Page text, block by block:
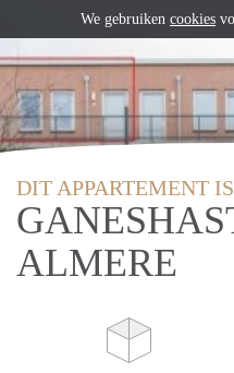
DIT APPARTEMENT
ALMERE
We gebruiken cookies